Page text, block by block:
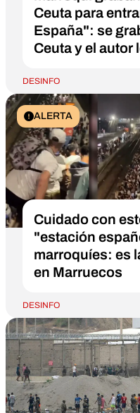
Ceuta para
España": se
Ceuta y el autor
DESINFO
ALERTA
Cuidado con
"estación
marroquíes: es
en Marruecos
DESINFO